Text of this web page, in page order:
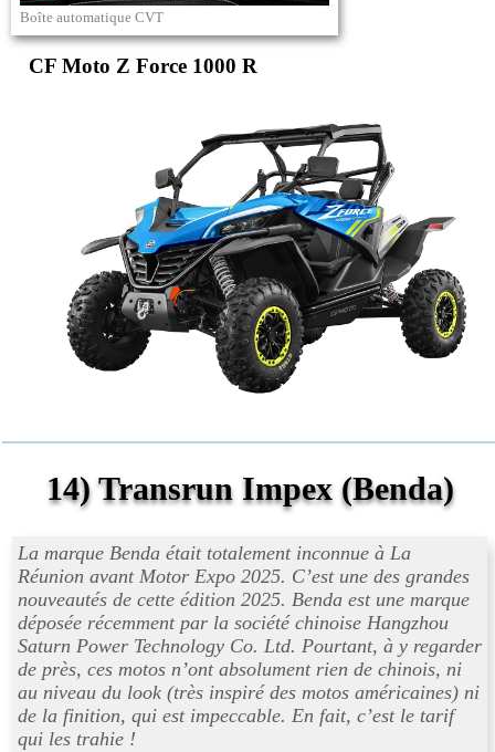
Boîte automatique CVT
CF Moto Z Force 1000 R
14) Transrun Impex (Benda)
La marque Benda était totalement inconnue à La
Réunion avant Motor Expo 2025. C’est une des grandes
nouveautés de cette édition 2025. Benda est une marque
déposée récemment par la société chinoise Hangzhou
Saturn Power Technology Co. Ltd. Pourtant, à y regarder
de près, ces motos n’ont absolument rien de chinois, ni
au niveau du look (très inspiré des motos américaines) ni
de la finition, qui est impeccable. En fait, c’est le tarif
qui les trahie !